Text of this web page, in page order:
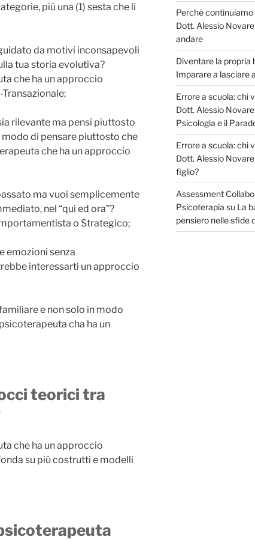
più una (1) sesta che li
da motivi inconsapevoli
tua storia evolutiva?
che ha un approccio
rilevante ma pensi piuttosto
di pensare piuttosto che
che ha un approccio
ma vuoi semplicemente
nel “qui ed ora”?
o Strategico;
emozioni senza
interessarti un approccio
e non solo in modo
cha ha un
teorici tra
che ha un approccio
su più costrutti e modelli
Perché continuiamo
Dott. Alessio
andare
Diventare la propria
Imparare a lasciare
Errore a scuola: chi
Dott. Alessio
Psicologia e il
Errore a scuola: chi
Dott. Alessio
figlio?
Assessment
Psicoterapia su La
pensiero nelle sfide